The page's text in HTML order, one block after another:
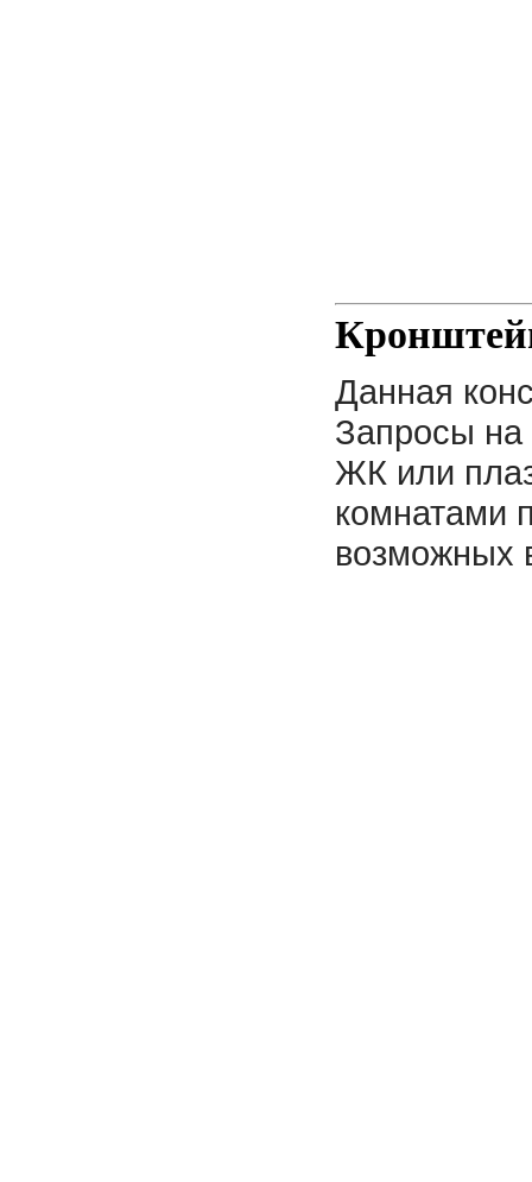
Данная
Запросы на
ЖК или
комнатами
возможных